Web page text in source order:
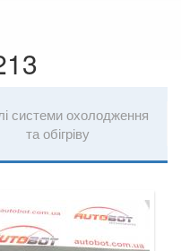
системи охолодження
та обігріву